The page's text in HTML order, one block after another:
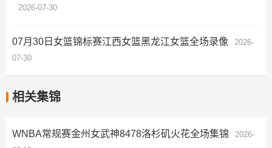
2026-07-30
07月30日女篮锦标赛江西女篮黑龙江女篮全场录像
2026-
07-30
相关集锦
WNBA常规赛金州女武神8478洛杉矶火花全场集锦
2026-